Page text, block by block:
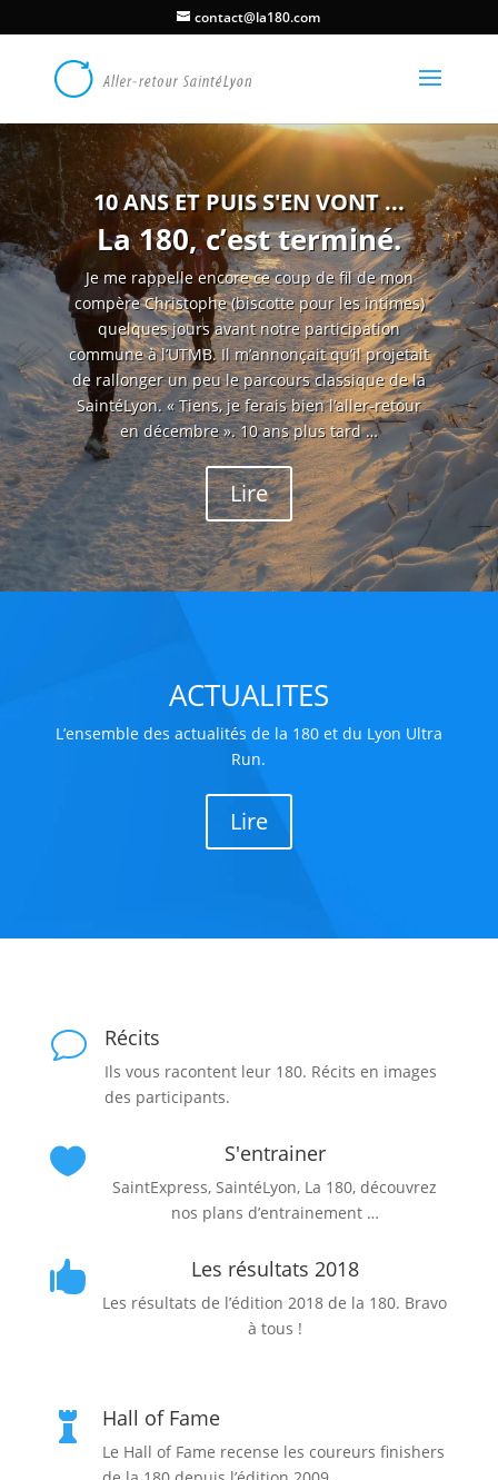
contact@la180.com
10 ANS ET PUIS S'EN VONT ...
La 180, c’est terminé.
Je me rappelle encore ce coup de fil de mon
compère Christophe (biscotte pour les intimes)
quelques jours avant notre participation
commune à l’UTMB. Il m’annonçait qu’il projetait
de rallonger un peu le parcours classique de la
SaintéLyon. « Tiens, je ferais bien l’aller-retour
en décembre ». 10 ans plus tard …
Lire
ACTUALITES
L’ensemble des actualités de la 180 et du Lyon Ultra
Run.
Lire
v Récits
Ils vous racontent leur 180. Récits en images
des participants.
 S'entrainer
SaintExpress, SaintéLyon, La 180, découvrez
nos plans d’entrainement …
 Les résultats 2018
Les résultats de l’édition 2018 de la 180. Bravo
à tous !
 Hall of Fame
Le Hall of Fame recense les coureurs finishers